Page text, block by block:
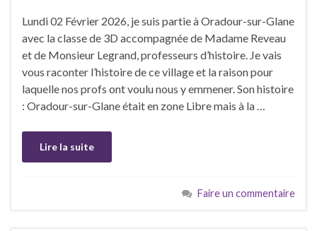
Lundi 02 Février 2026, je suis partie à Oradour-sur-Glane
avec la classe de 3D accompagnée de Madame Reveau
et de Monsieur Legrand, professeurs d’histoire. Je vais
vous raconter l’histoire de ce village et la raison pour
laquelle nos profs ont voulu nous y emmener. Son histoire
: Oradour-sur-Glane était en zone Libre mais à la …
Lire la suite
Faire un commentaire